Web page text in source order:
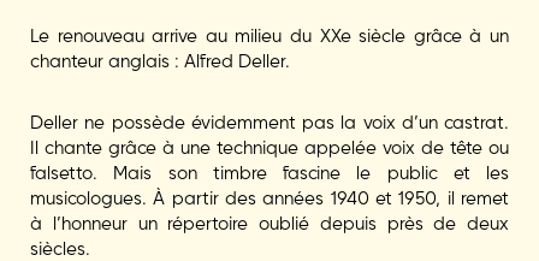
Le renouveau arrive au milieu du XXe siècle grâce à un
chanteur anglais : Alfred Deller.
Deller ne possède évidemment pas la voix d’un castrat.
Il chante grâce à une technique appelée voix de tête ou
falsetto. Mais son timbre fascine le public et les
musicologues. À partir des années 1940 et 1950, il remet
à l’honneur un répertoire oublié depuis près de deux
siècles.